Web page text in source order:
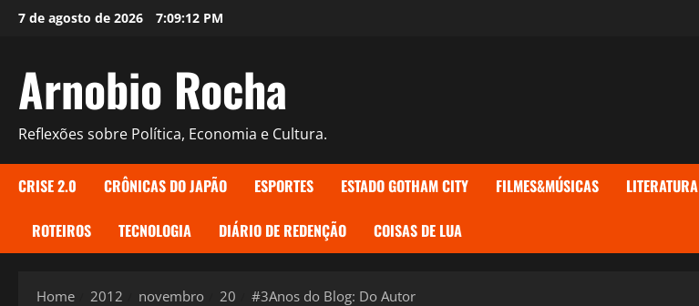
Skip7 de agosto de 2026 7:09:13 PM
Arnobio Rocha
Reflexões sobre Política, Economia e Cultura.
CRISE 2.0 CRÔNICAS DO JAPÃO ESPORTES ESTADO GOTHAM CITY FILMES&MÚSICAS LITERATURA
ROTEIROS TECNOLOGIA DIÁRIO DE REDENÇÃO COISAS DE LUA
Home 2012 novembro 20 #3Anos do Blog: Do Autor